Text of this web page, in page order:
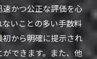
基本情報
ポイント
ための対策
かつ公正な評価を心
いことの多い手数料
から明確に提示され
できます。また、他